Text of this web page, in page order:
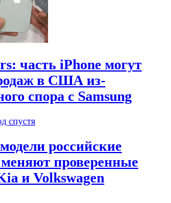
часть iPhone могут
в США из-
спора с Samsung
спустя
российские
проверенные
и Volkswagen